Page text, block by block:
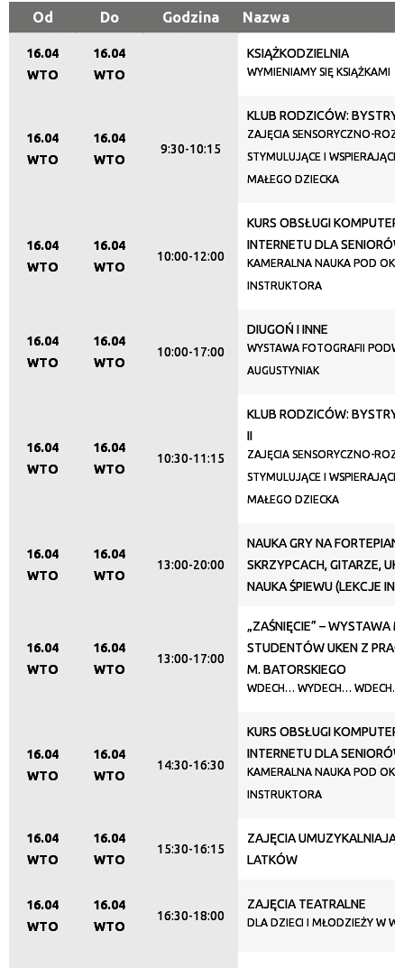
Promowane
Od Do Godzina Nazwa
16.04
WTO
16.04
WTO
KSIĄŻKODZIELNIA
WYMIENIAMY SIĘ KSIĄŻKAMI
16.04
WTO
16.04
WTO
9:30-10:15
KLUB RODZICÓW: BYSTRY
ZAJĘCIA SENSORYCZNO-
STYMULUJĄCE I
MAŁEGO DZIECKA
16.04
WTO
16.04
WTO
10:00-12:00
KURS OBSŁUGI
INTERNETU DLA SENIORÓW
KAMERALNA NAUKA POD
INSTRUKTORA
16.04
WTO
16.04
WTO
10:00-17:00
DIUGOŃ I INNE
WYSTAWA FOTOGRAFII
AUGUSTYNIAK
16.04
WTO
16.04
WTO
10:30-11:15
KLUB RODZICÓW: BYSTRY
II
ZAJĘCIA SENSORYCZNO-
STYMULUJĄCE I
MAŁEGO DZIECKA
16.04
WTO
16.04
WTO
13:00-20:00
NAUKA GRY NA
SKRZYPCACH, GITARZE,
NAUKA ŚPIEWU (LEKCJE
16.04
WTO
16.04
WTO
13:00-17:00
„ZAŚNIĘCIE” – WYSTAWA
STUDENTÓW UKEN Z
M. BATORSKIEGO
WDECH… WYDECH… WDECH…
16.04
WTO
16.04
WTO
14:30-16:30
KURS OBSŁUGI
INTERNETU DLA SENIORÓW
KAMERALNA NAUKA POD
INSTRUKTORA
16.04
WTO
16.04
WTO
15:30-16:15
ZAJĘCIA
LATKÓW
16.04
WTO
16.04
WTO
16:30-18:00
ZAJĘCIA TEATRALNE
DLA DZIECI I MŁODZIEŻY W